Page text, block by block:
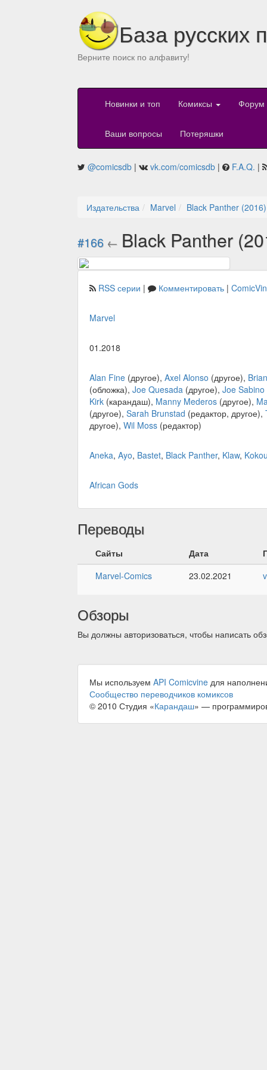
База русских
Верните поиск по алфавиту!
Новинки и топ Комиксы Форум
Ваши вопросы Потеряшки
@comicsdb | vk.com/comicsdb | F.A.Q. |
Издательства Marvel Black Panther (2016)
#166 ← Black Panther
RSS серии | Комментировать |
Marvel
01.2018
Alan Fine (другое), Axel Alonso (другое),
(обложка), Joe Quesada (другое), Joe Sabino
Kirk (карандаш), Manny Mederos (другое),
(другое), Sarah Brunstad (редактор, другое),
другое), Wil Moss (редактор)
Aneka, Ayo, Bastet, Black Panther, Klaw,
African Gods
Переводы
Сайты Дата
Marvel-Comics
23.02.2021
Обзоры
Вы должны авторизоваться, чтобы написать
Мы используем API Comicvine для
Сообщество переводчиков комиксов
© 2010 Студия «Карандаш» —